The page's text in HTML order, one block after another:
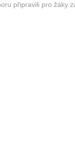
připravili pro žáky